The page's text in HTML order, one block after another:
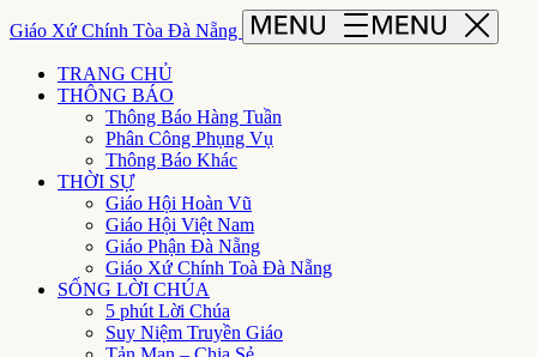
Giáo Xứ Chính Tòa Đà Nẵng
TRANG CHỦ
THÔNG BÁO
Thông Báo Hàng Tuần
Phân Công Phụng Vụ
Thông Báo Khác
THỜI SỰ
Giáo Hội Hoàn Vũ
Giáo Hội Việt Nam
Giáo Phận Đà Nẵng
Giáo Xứ Chính Toà Đà Nẵng
SỐNG LỜI CHÚA
5 phút Lời Chúa
Suy Niệm Truyền Giáo